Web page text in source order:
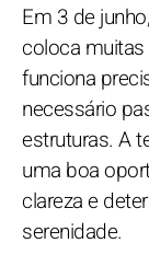
Em 3 de
coloca
funciona
necessário
estruturas. A
uma boa
clareza e
serenidade.